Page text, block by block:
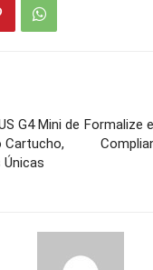
G4 Mini de
Cartucho,
Únicas
Formalize